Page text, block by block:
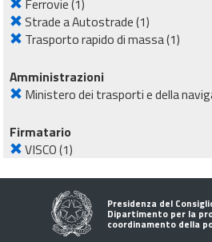
Ferrovie(1)
Strade a Autostrade(1)
Trasporto rapido di massa(1)
Amministrazioni
Ministero dei trasporti e della
Firmatario
VISCO(1)
Presidenza del
Dipartimento per la
coordinamento della